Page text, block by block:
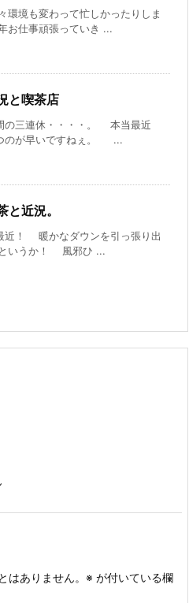
境も変わって忙しかったりしま
仕事頑張っていき ...
と喫茶店
の三連休・・・・。 本当最近
のが早いですねぇ。 ...
と近況。
近！ 暖かなダウンを引っ張り出
いうか！ 風邪ひ ...
はありません。 ※ が付いている欄